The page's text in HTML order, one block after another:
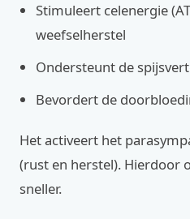
Stimuleert celenergie
weefselherstel
Ondersteunt de
Bevordert de
Het activeert het
(rust en herstel). Hierdoor
sneller.